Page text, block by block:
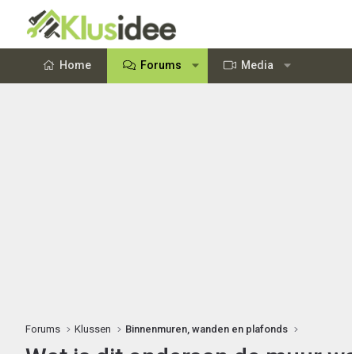
Home Forums Media
Forums Klussen Binnenmuren, wanden en plafonds